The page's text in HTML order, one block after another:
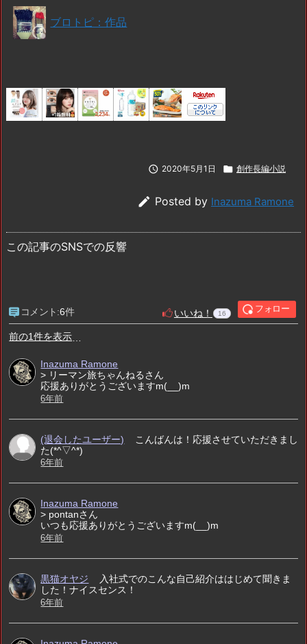
ブロトピ：作品
 2020年5月1日  創作長編小説
 Posted by Inazuma Ramone
この記事のSNSでの反響